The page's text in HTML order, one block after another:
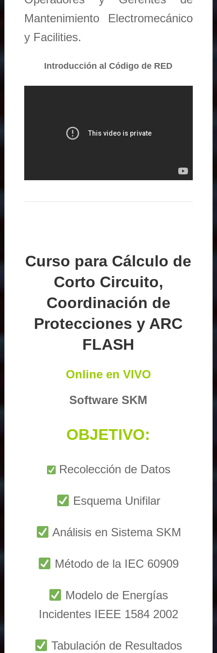
Mantenimiento Electromecánico
y Facilities.
Introducción al Código de RED
Curso para Cálculo de
Corto Circuito,
Coordinación de
Protecciones y ARC
FLASH
Online en VIVO
Software SKM
OBJETIVO:
Recolección de Datos
Esquema Unifilar
Análisis en Sistema SKM
Método de la IEC 60909
Modelo de Energías
Incidentes IEEE 1584 2002
Tabulación de Resultados